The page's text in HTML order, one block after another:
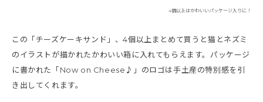
4個以上はかわいいパッケージ入りに！
この「チーズケーキサンド」、4個以上まとめて買うと猫とネズミ
のイラストが描かれたかわいい箱に入れてもらえます。パッケージ
に書かれた「Now on Cheese♪」のロゴは手土産の特別感を引
き出してくれます。